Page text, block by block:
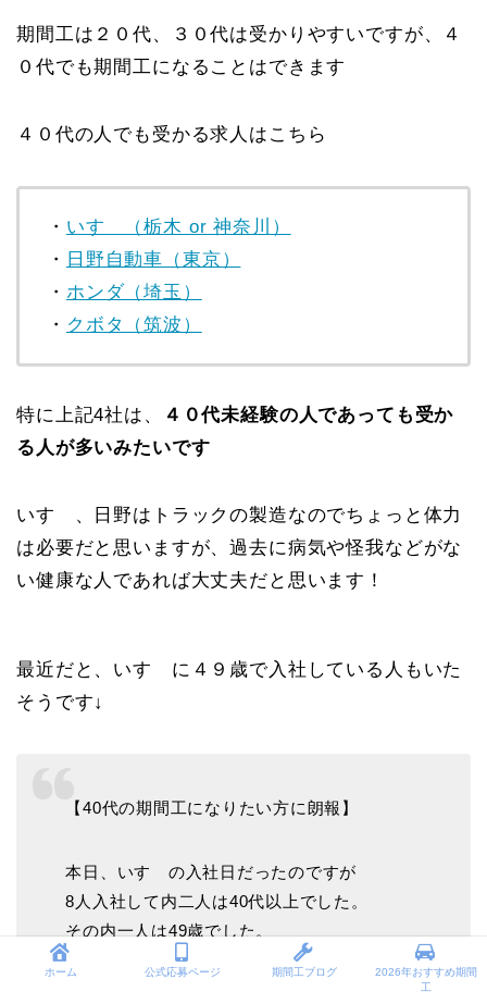
期間工は２０代、３０代は受かりやすいですが、４
０代でも期間工になることはできます
４０代の人でも受かる求人はこちら
・ いすゞ（栃木 or 神奈川）
・
日野自動車（東京）
・ ホンダ（埼玉）
・ クボタ（筑波）
特に上記4社は、
４０代未経験の人であっても受か
る人が多いみたいです
いすゞ、日野はトラックの製造なのでちょっと体力
は必要だと思いますが、過去に病気や怪我などがな
い健康な人であれば大丈夫だと思います！
最近だと、いすゞに４９歳で入社している人もいた
そうです↓
【40代の期間工になりたい方に朗報】
本日、いすゞの入社日だったのですが
8人入社して内二人は40代以上でした。
その内一人は49歳でした。
ホーム 公式応募ページ 期間工ブログ
2026年おすすめ期間
工